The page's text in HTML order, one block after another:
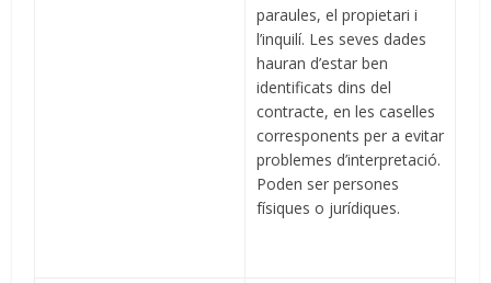
paraules, el propietari i
l’inquilí. Les seves dades
hauran d’estar ben
identificats dins del
contracte, en les caselles
corresponents per a evitar
problemes d’interpretació.
Poden ser persones
físiques o jurídiques.